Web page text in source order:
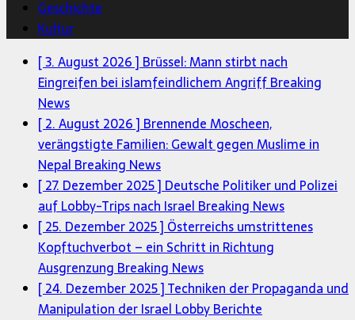
Geschichte
Kultur
[ 3. August 2026 ] Brüssel: Mann stirbt nach
Eingreifen bei islamfeindlichem AngriffBreaking
News
[ 2. August 2026 ] Brennende Moscheen,
verängstigte Familien: Gewalt gegen Muslime in
Nepal Breaking News
[ 27. Dezember 2025 ] Deutsche Politiker und Polizei
auf Lobby-Trips nach Israel Breaking News
[ 25. Dezember 2025 ] Österreichs umstrittenes
Kopftuchverbot – ein Schritt in Richtung
Ausgrenzung Breaking News
[ 24. Dezember 2025 ]Techniken der Propaganda und
Manipulation der Israel LobbyBerichte